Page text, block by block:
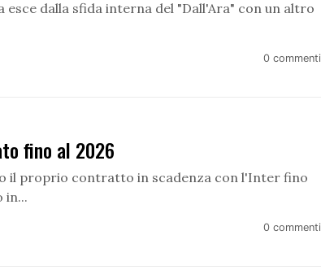
dalla sfida interna del "Dall'Ara" con un altro
0 commenti
fino al 2026
il proprio contratto in scadenza con l'Inter fino
in...
0 commenti